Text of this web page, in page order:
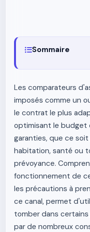
Sommaire
Les comparateurs
imposés comme un
le contrat le plus
optimisant le budget
garanties, que ce
habitation, santé ou
prévoyance.
fonctionnement de
les précautions à
ce canal, permet
tomber dans
par de nombreux